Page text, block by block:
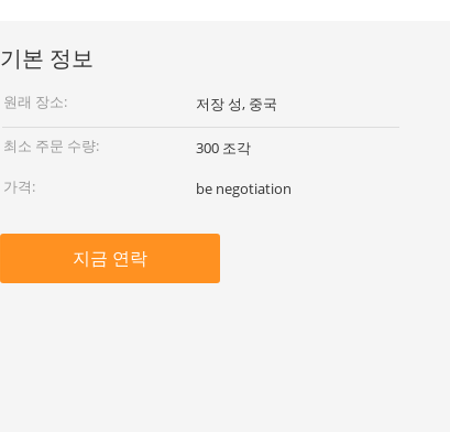
기본 정보
원래 장소: 저장 성, 중국
최소 주문 수량:
300 조각
가격:
be negotiation
지금 연락